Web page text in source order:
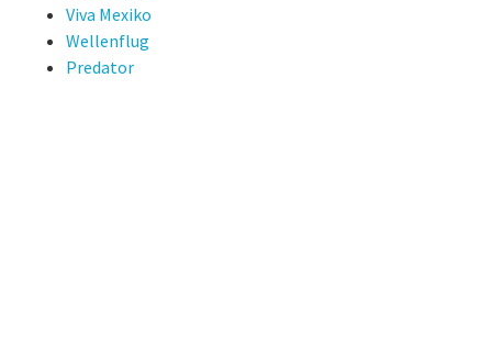
Viva Mexiko
Wellenflug
Predator